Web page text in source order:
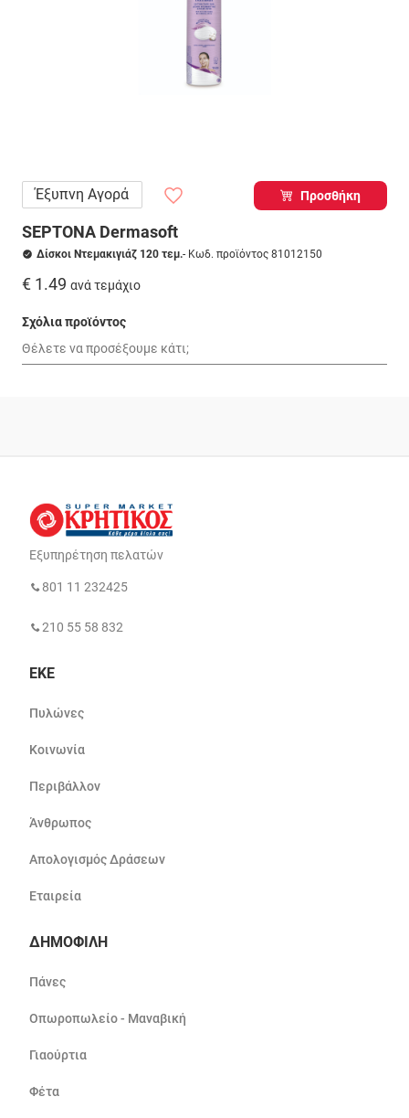
Έξυπνη Αγορά Προσθήκη
SEPTONA Dermasoft
Δίσκοι Ντεμακιγιάζ 120 τεμ.- Κωδ. προϊόντος 81012150
€ 1.49 ανά τεμάχιο
Σχόλια προϊόντος
Εξυπηρέτηση πελατών
801 11 232425
210 55 58 832
ΕΚΕ
Πυλώνες
Κοινωνία
Περιβάλλον
Άνθρωπος
Απολογισμός Δράσεων
Εταιρεία
ΔΗΜΟΦΙΛΗ
Πάνες
Οπωροπωλείο - Μαναβική
Γιαούρτια
Φέτα